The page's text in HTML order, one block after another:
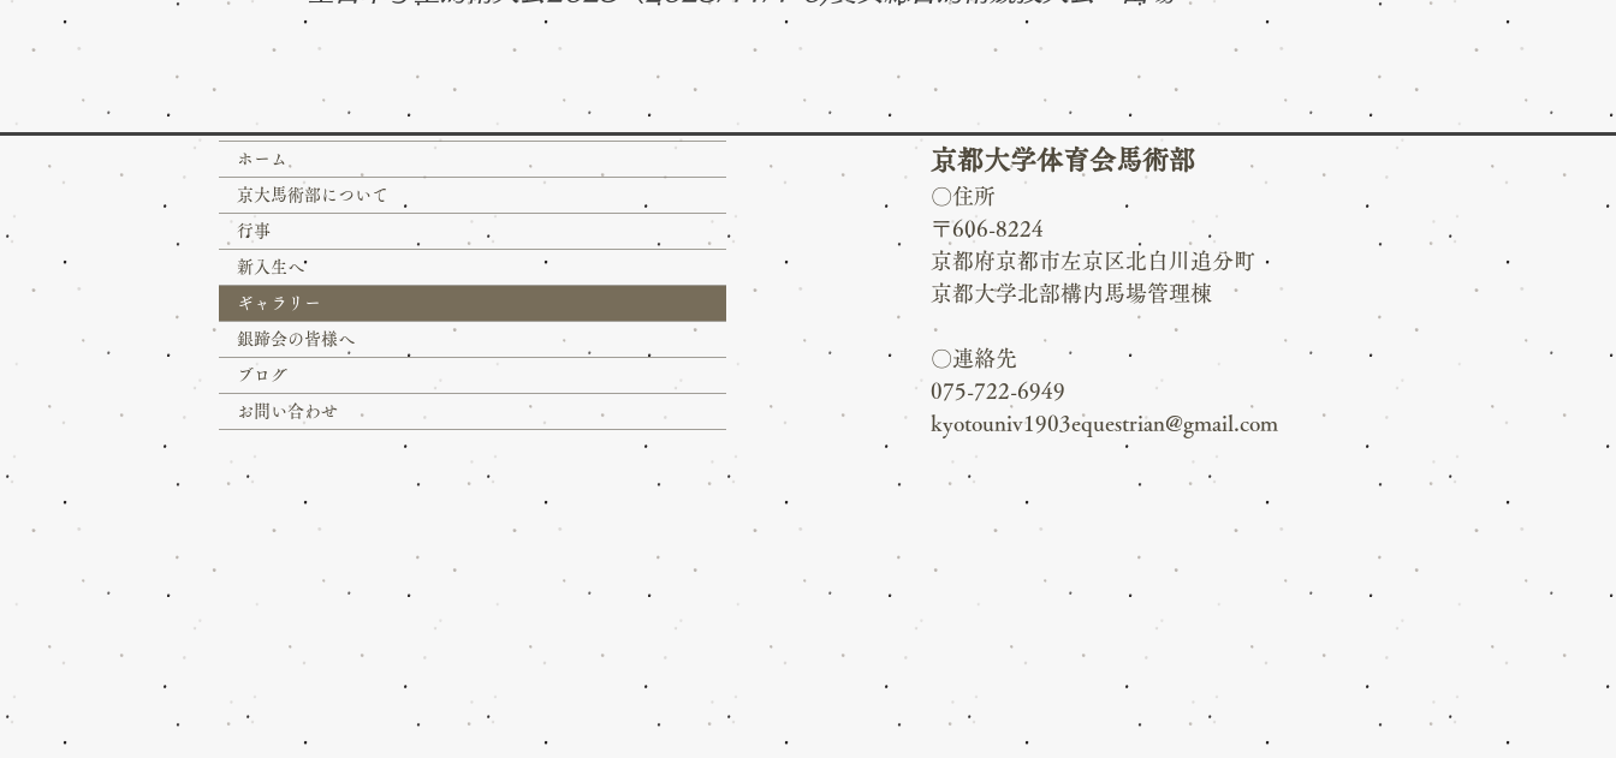
ホーム
京大馬術部について
行事
新入生へ
ギャラリー
銀蹄会の皆様へ
ブログ
お問い合わせ
京都大学体育会馬術部
〇住所
〒606-8224
京都府京都市左京区北白川追分町
京都大学北部構内馬場管理棟
​〇連絡先
075-722-6949
kyotouniv1903equestrian@gmail.com